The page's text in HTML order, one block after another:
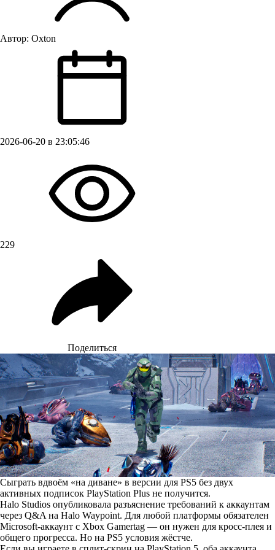
Автор: Oxton
2026-06-20 в 23:05:46
229
Поделиться
Сыграть вдвоём «на диване» в версии для PS5 без двух
активных подписок PlayStation Plus не получится.
Halo Studios опубликовала разъяснение требований к аккаунтам
через Q&A на Halo Waypoint. Для любой платформы обязателен
Microsoft-аккаунт с Xbox Gamertag — он нужен для кросс-плея и
общего прогресса. Но на PS5 условия жёстче.